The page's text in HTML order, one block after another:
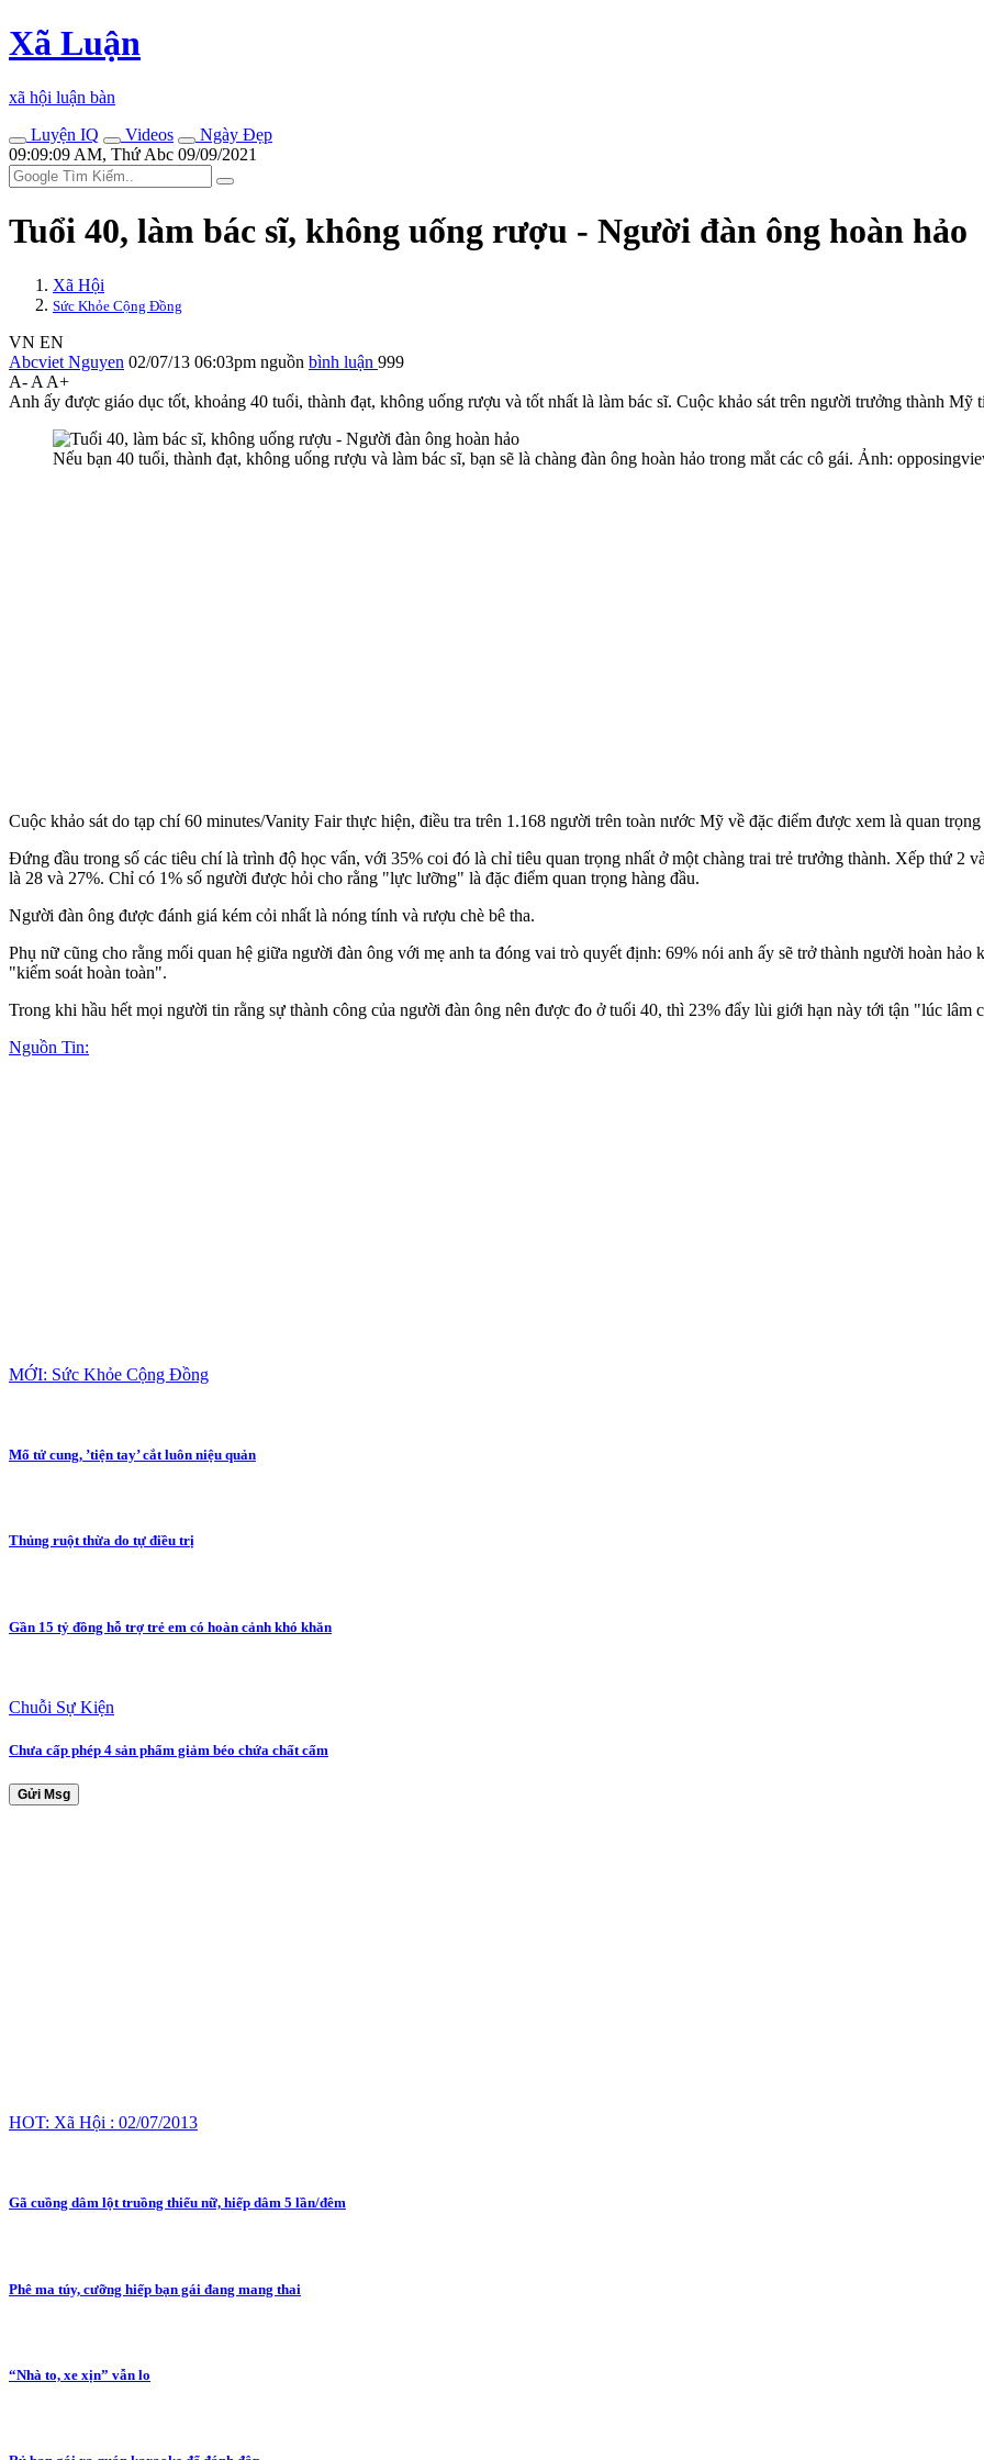
Xã Luận
xã hội luận bàn
Luyện IQ
Videos
Ngày Đẹp
09:09:09 AM, Thứ Abc 09/09/2021
Tuổi 40, làm bác sĩ, không uống rượu - Người đàn ông hoàn hảo
Xã Hội
Sức Khỏe Cộng Đồng
VN EN
Abcviet Nguyen 02/07/13 06:03pm nguồn bình luận 999
A- A A+
Anh ấy được giáo dục tốt, khoảng 40 tuổi, thành đạt, không uống rượu và tốt nhất là làm bác sĩ. Cuộc khảo sát trên người trưởng thành Mỹ
Nếu bạn 40 tuổi, thành đạt, không uống rượu và làm bác sĩ, bạn sẽ là chàng đàn ông hoàn hảo trong mắt các cô gái. Ảnh:
Cuộc khảo sát do tạp chí 60 minutes/Vanity Fair thực hiện, điều tra trên 1.168 người trên toàn nước Mỹ về đặc điểm được xem là quan
Đứng đầu trong số các tiêu chí là trình độ học vấn, với 35% coi đó là chỉ tiêu quan trọng nhất ở một chàng trai trẻ trưởng thành. Xếp thứ
là 28 và 27%. Chỉ có 1% số người được hỏi cho rằng "lực lưỡng" là đặc điểm quan trọng hàng đầu.
Người đàn ông được đánh giá kém cỏi nhất là nóng tính và rượu chè bê tha.
Phụ nữ cũng cho rằng mối quan hệ giữa người đàn ông với mẹ anh ta đóng vai trò quyết định: 69% nói anh ấy sẽ trở thành người hoàn
"kiểm soát hoàn toàn".
Trong khi hầu hết mọi người tin rằng sự thành công của người đàn ông nên được đo ở tuổi 40, thì 23% đẩy lùi giới hạn này tới tận "lúc lâm
Nguồn Tin:
MỚI: Sức Khỏe Cộng Đồng
Mổ tử cung, ’tiện tay’ cắt luôn niệu quản
Thủng ruột thừa do tự điều trị
Gần 15 tỷ đồng hỗ trợ trẻ em có hoàn cảnh khó khăn
Chuỗi Sự Kiện
Chưa cấp phép 4 sản phẩm giảm béo chứa chất cấm
Gửi Msg
HOT: Xã Hội : 02/07/2013
Gã cuồng dâm lột truồng thiếu nữ, hiếp dâm 5 lần/đêm
Phê ma túy, cưỡng hiếp bạn gái đang mang thai
“Nhà to, xe xịn” vẫn lo